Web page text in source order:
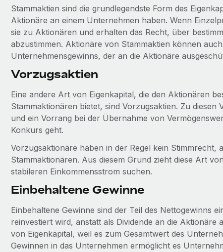
Stammaktien sind die grundlegendste Form des
Aktionäre an einem Unternehmen haben. Wenn
sie zu Aktionären und erhalten das Recht, über
abzustimmen. Aktionäre von Stammaktien können
Unternehmensgewinns, der an die Aktionäre
Vorzugsaktien
Eine andere Art von Eigenkapital, die den Aktionären
Stammaktionären bietet, sind Vorzugsaktien. Zu diesen
und ein Vorrang bei der Übernahme von
Konkurs geht.
Vorzugsaktionäre haben in der Regel kein Stimmrecht,
Stammaktionären. Aus diesem Grund zieht diese Art
stabileren Einkommensstrom suchen.
Einbehaltene Gewinne
Einbehaltene Gewinne sind der Teil des Nettogewinns
reinvestiert wird, anstatt als Dividende an die Aktionäre
von Eigenkapital, weil es zum Gesamtwert des
Gewinnen in das Unternehmen ermöglicht es